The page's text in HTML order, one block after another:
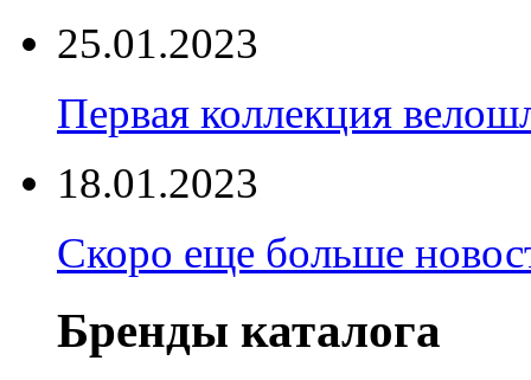
25.01.2023
Первая коллекция
18.01.2023
Скоро еще больше
Бренды каталога